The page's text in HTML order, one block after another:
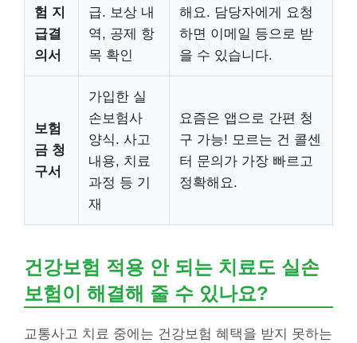
험 지
급결
의서
급. 보상 내
역, 공제 항
목 확인
해요. 담당자에게 요청
하면 이메일 등으로 받
을 수 있습니다.
보험
금 청
구서
가입한 실
손보험사
양식. 사고
내용, 치료
과정 등 기
재
요즘은 앱으로 간편 청
구 가능! 모르는 건 콜센
터 문의가 가장 빠르고
정확해요.
건강보험 적용 안 되는 치료도 실손
보험이 해결해 줄 수 있나요?
교통사고 치료 중에는 건강보험 혜택을 받지 못하는